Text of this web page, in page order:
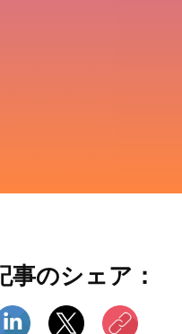
事のシェア：